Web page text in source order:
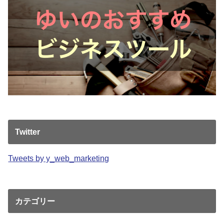
Twitter
Tweets by y_web_marketing
カテゴリー